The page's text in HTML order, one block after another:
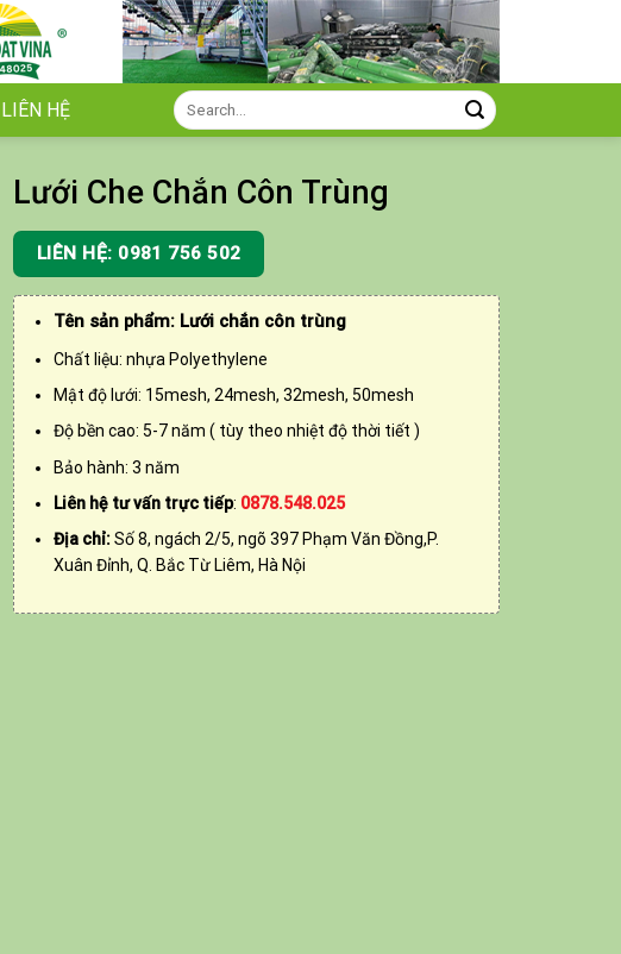
LIÊN HỆ
Search
for:
Lưới Che Chắn Côn Trùng
LIÊN HỆ: 0981 756 502
Tên sản phẩm: Lưới chắn côn trùng
Chất liệu: nhựa Polyethylene
Mật độ lưới: 15mesh, 24mesh, 32mesh, 50mesh
Độ bền cao: 5-7 năm ( tùy theo nhiệt độ thời tiết )
Bảo hành: 3 năm
Liên hệ tư vấn trực tiếp: 0878.548.025
Địa chỉ:Số 8, ngách 2/5, ngõ 397 Phạm Văn Đồng,P.
Xuân Đỉnh, Q. Bắc Từ Liêm, Hà Nội